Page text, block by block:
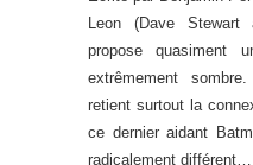
Leon (Dave Stewart
propose quasiment
extrêmement
retient surtout la
ce dernier aidant
radicalement différent…